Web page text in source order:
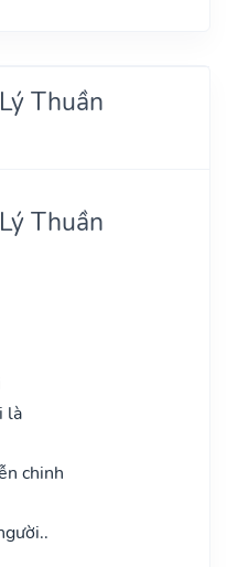
Thuần
Thuần
là
chinh